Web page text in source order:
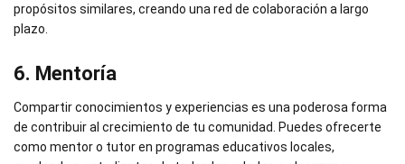
propósitos similares, creando una red de colaboración a largo
plazo.
6. Mentoría
Compartir conocimientos y experiencias es una poderosa forma
de contribuir al crecimiento de tu comunidad. Puedes ofrecerte
como mentor o tutor en programas educativos locales,